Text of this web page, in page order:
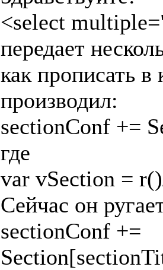
<select
передает
как прописать
производил:
sectionConf +=
где
var vSection =
Сейчас он
sectionConf +=